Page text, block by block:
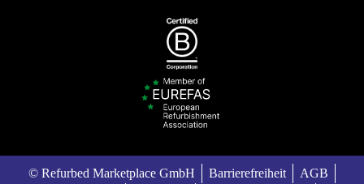
© Refurbed Marketplace GmbH Barrierefreiheit AGB